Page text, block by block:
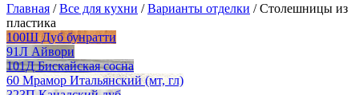
Главная /Все для кухни /Варианты отделки /Столешницы из
пластика
100Ш Дуб бунратти
91Л Айвори
101Д Бискайская сосна
60 Мрамор Итальянский (мт, гл)